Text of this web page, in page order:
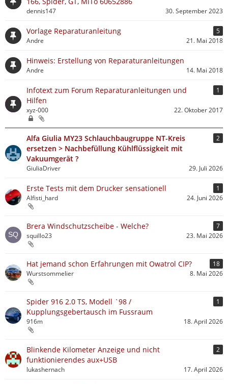
dennis147 30. September 2023
Vorlage Reparaturanleitung
5
Andre
21. Mai 2018
Hinweis: Erstellung von Reparaturanleitungen
Andre 14. Mai 2018
Infotext zum Forum Reparaturanleitungen und
Hilfen
1
xyz-000 22. Oktober 2017
Alfa Giulia MY23 Schlauchbaugruppe NT-Kreis
ersetzen > Nachbefüllung Kühlflüssigkeit mit
Vakuumgerät ?
2
GiuliaDriver 29. Juli 2026
Erste Tests mit dem Drucker sensationell
1
Alfisti_hard
24. Juni 2026
Brera Windschutzscheibe - Welche?
7
squillo23
23. Mai 2026
Hat jemand schon Erfahrungen mit Owatrol CIP?
18
Wurstsommelier
8. Mai 2026
Spider 916 2.0 TS, Modell `98 /
Kupplungsgebertausch im Fussraum
1
916m 18. April 2026
Blinkende Kilometer Anzeige und nicht
funktionierendes aux+USB
2
lukashernach 17. April 2026